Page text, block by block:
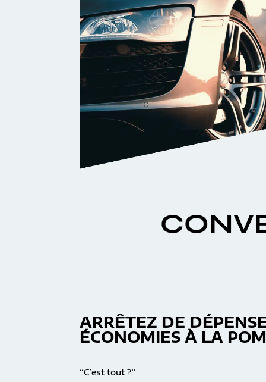
ARRÊTEZ DE
ÉCONOMIES À LA
“C’est tout ?”